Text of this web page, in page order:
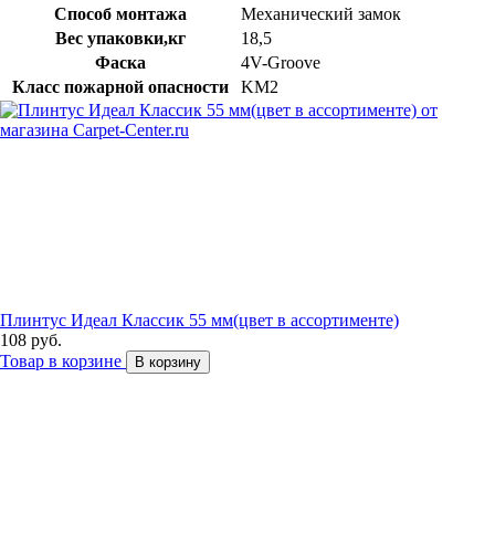
Способ монтажа
Механический замок
Вес упаковки,кг
18,5
Фаска
4V-Groove
Класс пожарной опасности
KM2
Плинтус Идеал Классик 55 мм(цвет в ассортименте)
108 руб.
Товар в корзине
В корзину